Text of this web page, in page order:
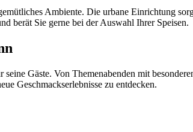
Ambiente. Die urbane Einrichtung
berät Sie gerne bei der Auswahl Ihrer Speisen.
Gäste. Von Themenabenden mit
Geschmackserlebnisse zu entdecken.